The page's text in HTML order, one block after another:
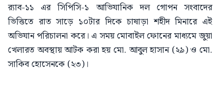
র‍্যাব-১১ এর সিপিসি-১ আভিযানিক দল গোপন সংবাদের
ভিত্তিতে রাত সাড়ে ১০টার দিকে চাষাড়া শহীদ মিনারে এই
অভিযান পরিচালনা করে। এ সময় মোবাইল ফোনের মাধ্যমে জুয়া
খেলারত অবস্থায় আটক করা হয় মো. আবুল হাসান (২৯) ও মো.
সাকিব হোসেনকে (২৩)।